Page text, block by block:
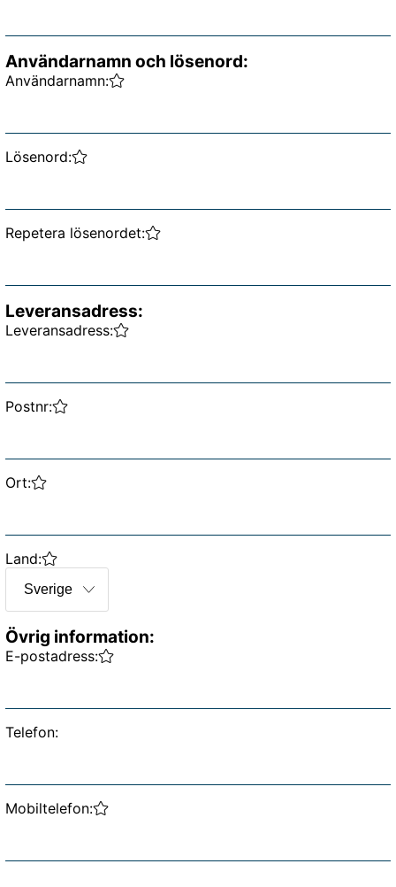
Användarnamn och lösenord:
Användarnamn:
Lösenord:
Repetera lösenordet:
Leveransadress:
Leveransadress:
Postnr:
Ort:
Land:
Övrig information:
E-postadress:
Telefon:
Mobiltelefon: